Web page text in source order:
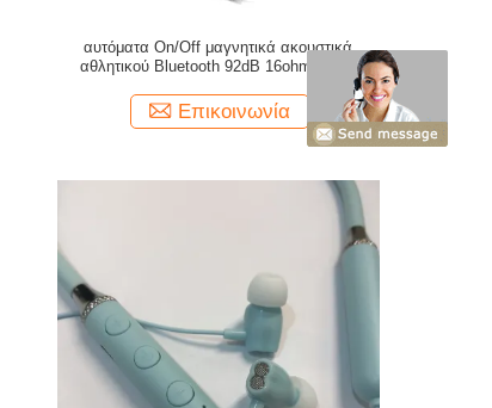
αυτόματα On/Off μαγνητικά ακουστικά
αθλητικού Bluetooth 92dB 16ohm για τη
Επικοινωνία